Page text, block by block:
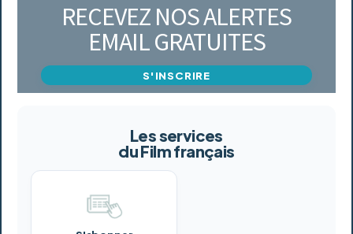
RECEVEZ NOS ALERTES
EMAIL GRATUITES
S'INSCRIRE
Les services
du Film français